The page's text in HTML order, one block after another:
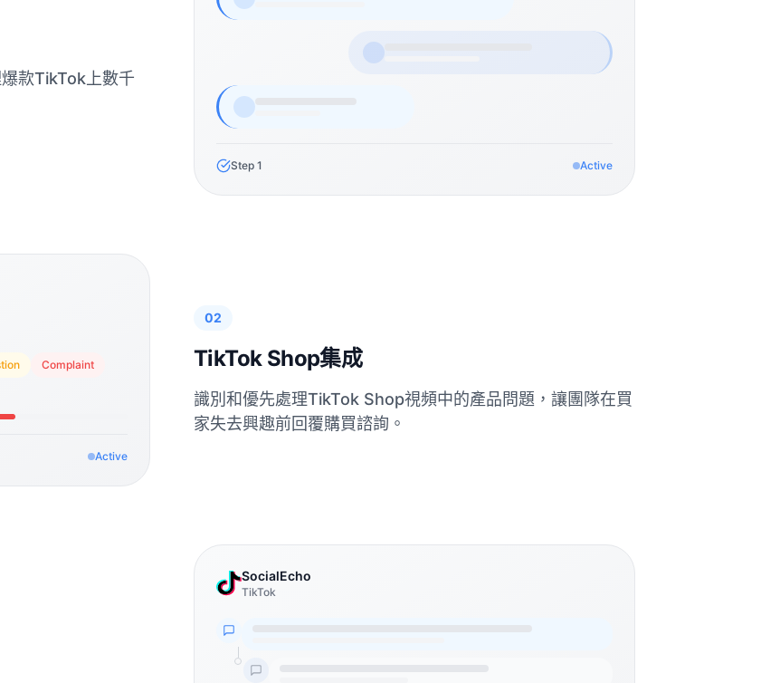
款TikTok上數千
Step 1 Active
02
TikTok Shop集成
識別和優先處理TikTok Shop視頻中的產品問題，讓團隊在買
家失去興趣前回覆購買諮詢。
Complaint
Active
SocialEcho
TikTok